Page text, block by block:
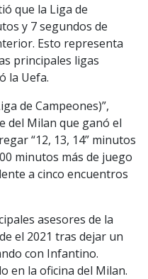
que la Liga de
y 7 segundos de
Esto representa
principales ligas
la Uefa.
de Campeones)”,
del Milan que ganó el
“12, 13, 14” minutos
minutos más de juego
a cinco encuentros
asesores de la
el 2021 tras dejar un
con Infantino.
en la oficina del Milan.